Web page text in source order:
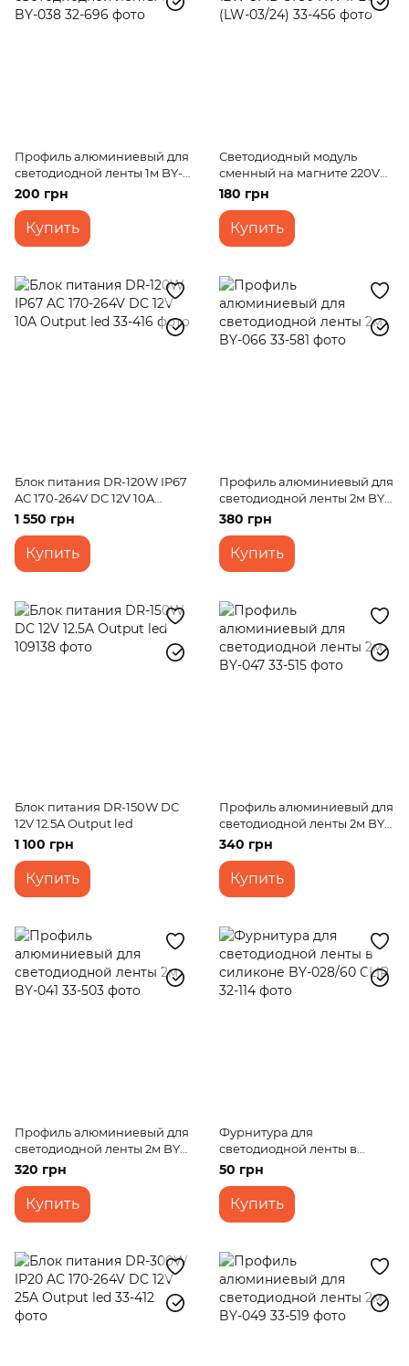
Профиль алюминиевый для
светодиодной ленты 1м BY-
038
200 грн
Купить
Светодиодный модуль
сменный на магните 220V
12W SMD 5730 NW IP20 (LW-
03/24)
180 грн
Купить
Блок питания DR-120W IP67
AC 170-264V DC 12V 10A
Output led
1 550 грн
Купить
Профиль алюминиевый для
светодиодной ленты 2м BY-
066
380 грн
Купить
Блок питания DR-150W DC
12V 12.5A Output led
1 100 грн
Купить
Профиль алюминиевый для
светодиодной ленты 2м BY-
047
340 грн
Купить
Профиль алюминиевый для
светодиодной ленты 2м BY-
041
320 грн
Купить
Фурнитура для
светодиодной ленты в
силиконе BY-028/60 CLIP
50 грн
Купить